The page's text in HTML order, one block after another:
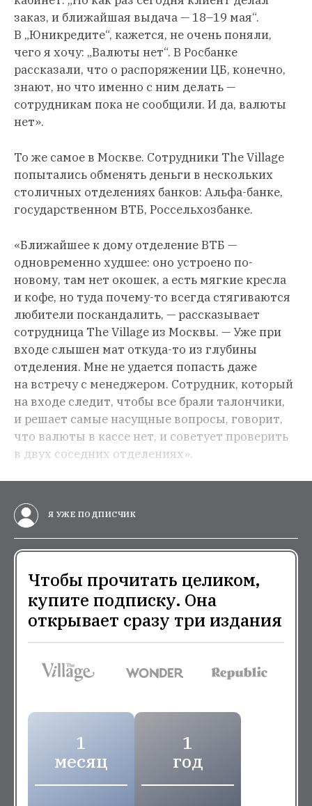
заказ, и ближайшая выдача — 18–19 мая“.
В „Юникредите“, кажется, не очень поняли,
чего я хочу: „Валюты нет“. В Росбанке
рассказали, что о распоряжении ЦБ, конечно,
знают, но что именно с ним делать —
сотрудникам пока не сообщили. И да, валюты
нет».
То же самое в Москве. Сотрудники The Village
попытались обменять деньги в нескольких
столичных отделениях банков: Альфа-банке,
государственном ВТБ, Россельхозбанке.
«Ближайшее к дому отделение ВТБ —
одновременно худшее: оно устроено по-
новому, там нет окошек, а есть мягкие кресла
и кофе, но туда почему-то всегда стягиваются
любители поскандалить, — рассказывает
сотрудница The Village из Москвы. — Уже при
входе слышен мат откуда-то из глубины
отделения. Мне не удается попасть даже
на встречу с менеджером. Сотрудник, который
на входе следит, чтобы все брали талончики,
и решает самые насущные вопросы, говорит,
что валюты в кассе нет, и советует проверить
в двух соседних отделениях».
Я УЖЕ ПОДПИСЧИК
Чтобы прочитать целиком,
купите подписку. Она
открывает сразу три издания
1
месяц
1
год